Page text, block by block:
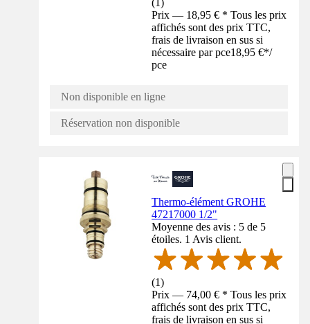
Prix — 18,95 € * Tous les prix
affichés sont des prix TTC,
frais de livraison en sus si
nécessaire par pce18,95 €*/
pce
Non disponible en ligne
Réservation non disponible
Thermo-élément GROHE
47217000 1/2"
Moyenne des avis : 5 de 5
étoiles. 1 Avis client.
(1)
Prix — 74,00 € * Tous les prix
affichés sont des prix TTC,
frais de livraison en sus si